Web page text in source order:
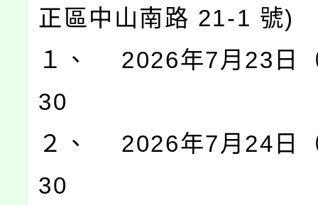
正區中山南路 21-1 號)
１、 2026年7月23日
30
２、 2026年7月24日
30